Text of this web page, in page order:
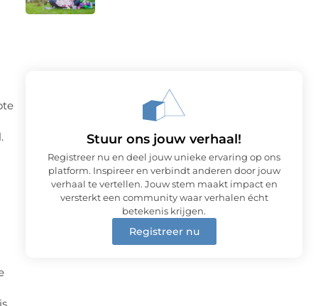
Stuur ons jouw verhaal!
Registreer nu en deel jouw unieke ervaring op ons
platform. Inspireer en verbindt anderen door jouw
verhaal te vertellen. Jouw stem maakt impact en
versterkt een community waar verhalen écht
betekenis krijgen.
Registreer nu